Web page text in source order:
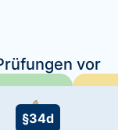
vor
§34d